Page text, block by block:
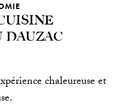
Dauzac
chaleureuse et